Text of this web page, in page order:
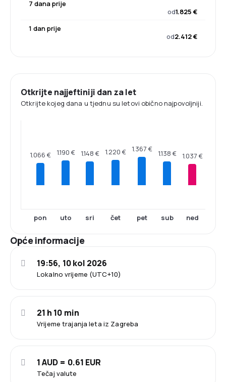
7 dana prije
od1.825 €
1 dan prije
od2.412 €
Otkrijte najjeftiniji dan za let
Otkrijte kojeg dana u tjednu su letovi obično najpovoljniji.
1.066 €
pon
1.190 €
uto
1.148 €
sri
1.220 €
čet
1.367 €
pet
1.138 €
sub
1.037 €
ned
Opće informacije
Lokalno vrijeme (UTC+10)
19:56, 10 kol 2026
Vrijeme trajanja leta iz Zagreba
21 h 10 min
Tečaj valute
1 AUD = 0.61 EUR